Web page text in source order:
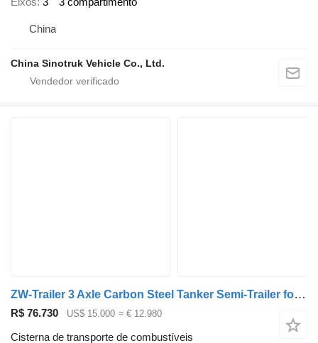
China
China Sinotruk Vehicle Co., Ltd.
ZW-Trailer 3 Axle Carbon Steel Tanker Semi-Trailer for sale
R$ 76.730 US$ 15.000 ≈ € 12.980
Cisterna de transporte de combustíveis